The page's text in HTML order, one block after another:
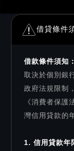
借貸條件
借款條件須知
取決於個別銀
政府法規限制
《消費者保護
灣信用貸款的
1. 信用貸款年